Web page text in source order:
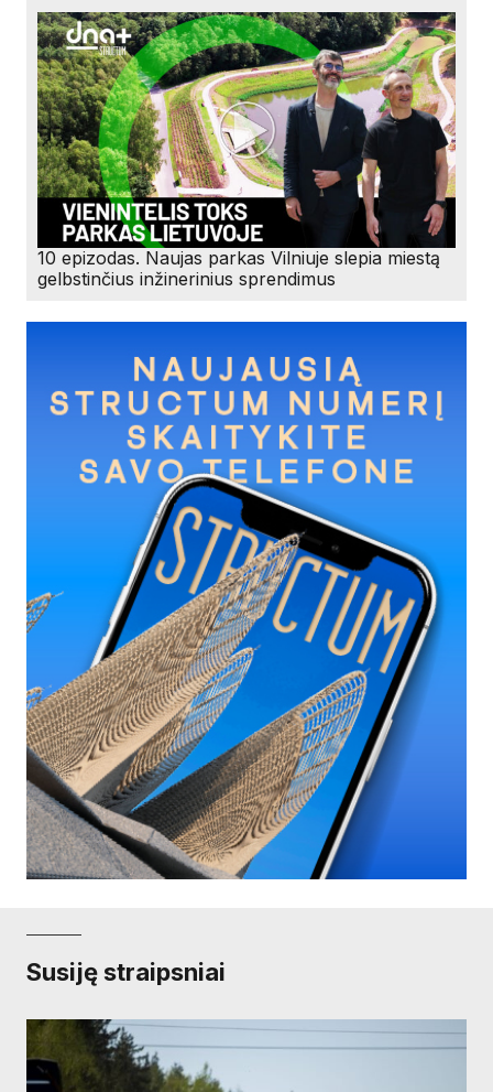
10 epizodas. Naujas parkas Vilniuje slepia miestą
gelbstinčius inžinerinius sprendimus
Susiję straipsniai